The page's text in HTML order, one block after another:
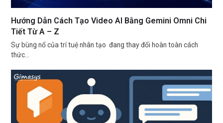
Hướng Dẫn Cách Tạo Video AI Bằng Gemini Omni Chi
Tiết Từ A – Z
Sự bùng nổ của trí tuệ nhân tạo đang thay đổi hoàn toàn cách
thức…